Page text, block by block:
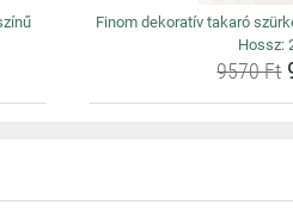
Finom dekoratív takaró
Hossz:
9570 Ft